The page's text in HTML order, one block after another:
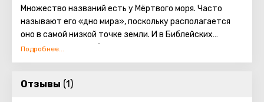
Множество названий есть у Мёртвого моря. Часто
называют его «дно мира», поскольку располагается
оно в самой низкой точке земли. И в Библейских
сюжетах этот необыкновенный водоём находит
отражение. Говорят, что в смеси для скрепления
использовался состав, приготовленный на основе
Отзывы (1)